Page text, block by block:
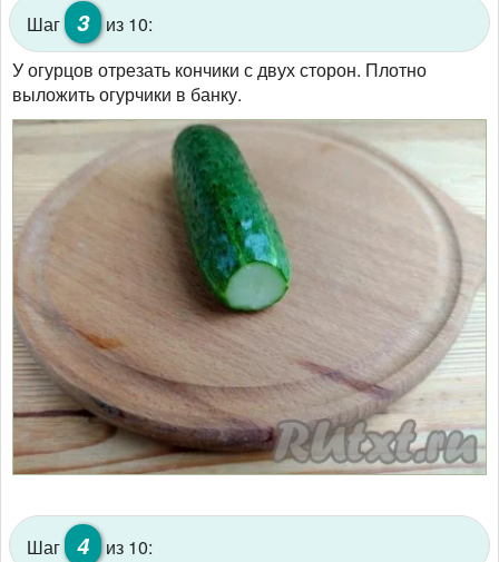
Шаг 3
из 10:
У огурцов отрезать кончики с двух сторон. Плотно
выложить огурчики в банку.
Шаг 4 из 10: